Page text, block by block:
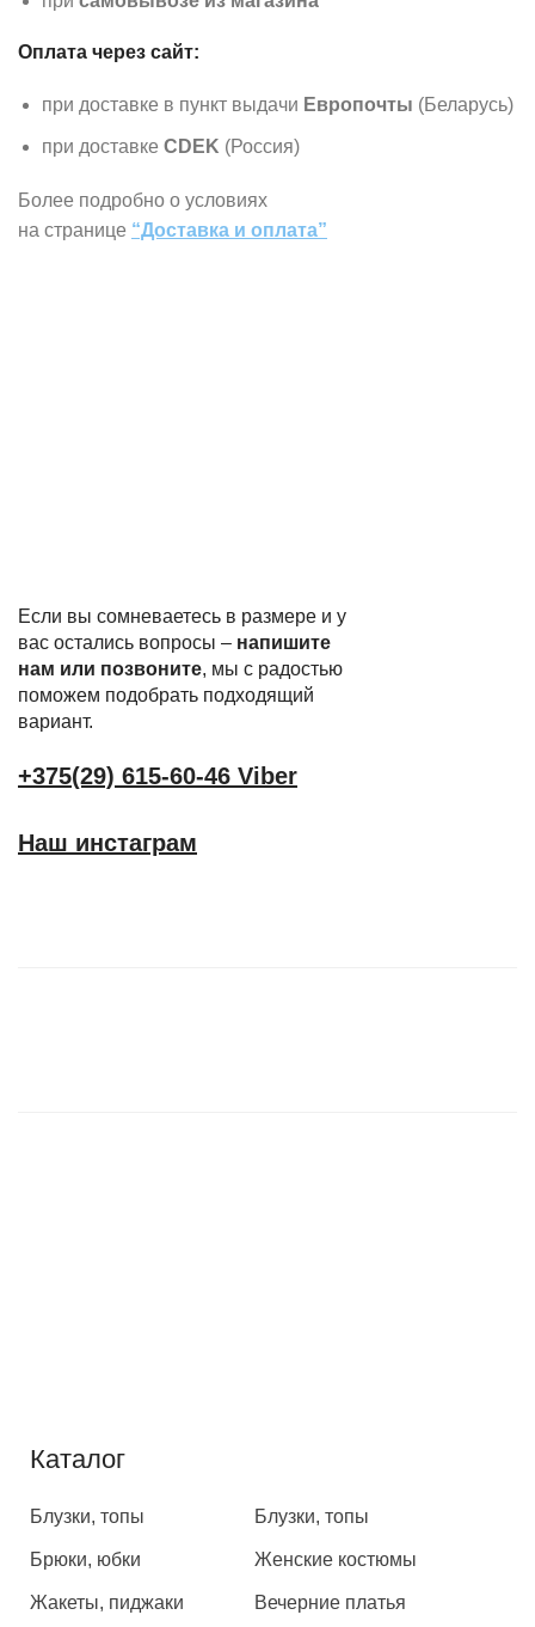
Оплата через сайт:
при доставке в пункт выдачи Европочты (Беларусь)
при доставке CDEK (Россия)
Более подробно о условиях
на странице “Доставка и оплата”
Если вы сомневаетесь в размере и у
вас остались вопросы – напишите
нам или позвоните, мы с радостью
поможем подобрать подходящий
вариант.
+375(29) 615-60-46 Viber
Наш инстаграм
Каталог
Блузки, топы
Брюки, юбки
Жакеты, пиджаки
Блузки, топы
Женские костюмы
Вечерние платья